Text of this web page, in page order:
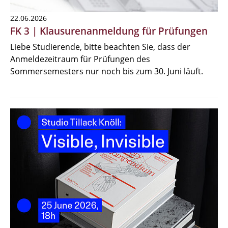
22.06.2026
FK 3 | Klausurenanmeldung für Prüfungen
Liebe Studierende, bitte beachten Sie, dass der
Anmeldezeitraum für Prüfungen des
Sommersemesters nur noch bis zum 30. Juni läuft.